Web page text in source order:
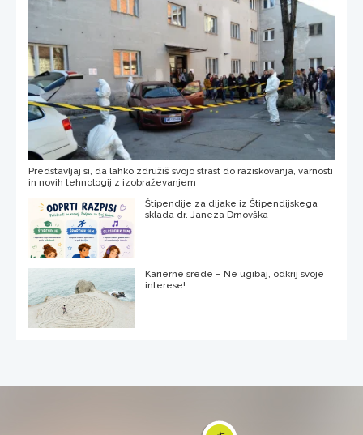
Predstavljaj si, da lahko združiš svojo strast do raziskovanja, varnosti
in novih tehnologij z izobraževanjem
Štipendije za dijake iz Štipendijskega
sklada dr. Janeza Drnovška
Karierne srede – Ne ugibaj, odkrij svoje
interese!